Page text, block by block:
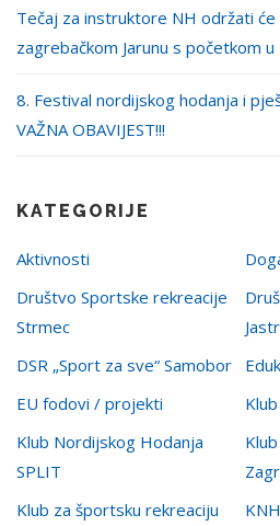
Tečaj za instruktore NH održati će
zagrebačkom Jarunu s početkom u
8. Festival nordijskog hodanja i
VAŽNA OBAVIJEST!!!
KATEGORIJE
Aktivnosti
Društvo Sportske rekreacije
Strmec
DSR „Sport za sve“ Samobor
EU fodovi / projekti
Klub Nordijskog Hodanja
SPLIT
Klub za športsku rekreaciju